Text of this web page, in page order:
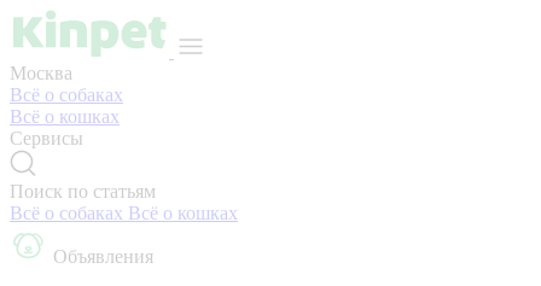
Москва
Всё о собаках
Всё о кошках
Сервисы
Поиск по статьям
Всё о собаках Всё о кошках
Объявления